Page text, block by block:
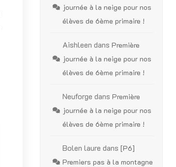
journée à la neige pour nos
élèves de 6ème primaire !
Aishleen dansPremière
journée à la neige pour nos
élèves de 6ème primaire !
Neuforge dansPremière
journée à la neige pour nos
élèves de 6ème primaire !
Bolen laure dans[P6]
Premiers pas à la montagne